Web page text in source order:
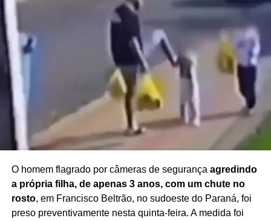
O homem flagrado por câmeras de segurança agredindo
a própria filha, de apenas 3 anos, com um chute no
rosto, em Francisco Beltrão, no sudoeste do Paraná, foi
preso preventivamente nesta quinta-feira. A medida foi